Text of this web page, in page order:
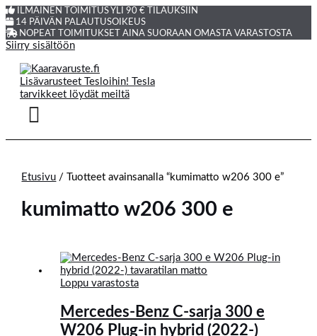
ILMAINEN TOIMITUS YLI 90 € TILAUKSIIN
14 PÄIVÄN PALAUTUSOIKEUS
NOPEAT TOIMITUKSET AINA SUORAAN OMASTA VARASTOSTA
Siirry sisältöön
Etusivu / Tuotteet avainsanalla “kumimatto w206 300 e”
kumimatto w206 300 e
Loppu varastosta
Mercedes-Benz C-sarja 300 e
W206 Plug-in hybrid (2022-)